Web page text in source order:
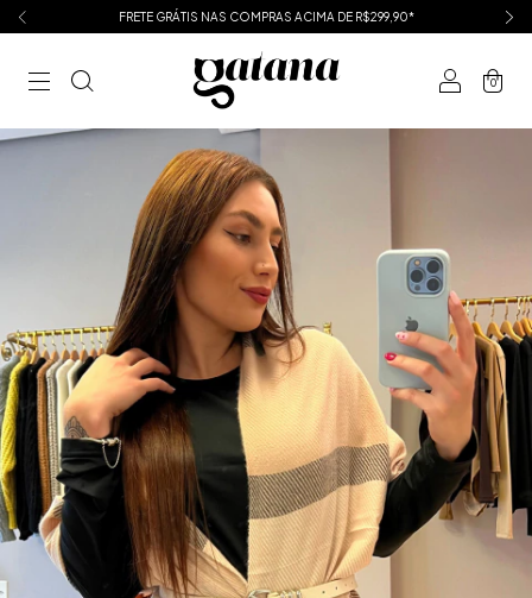
FRETE GRÁTIS NAS COMPRAS ACIMA DE R$299,90*
0